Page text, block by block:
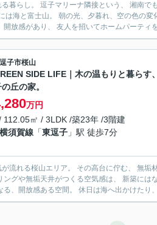
するリノベーションマンショ
放感があり、 友人を招いてホームパーティ
逗子市桜山
SIDE LIFE｜木の温もりと暮らす
丘の家。
万円
112.05㎡ / 3LDK /築23年 /3階建
横須賀線 「東逗子 」駅 徒歩7分
感じるリノベーション戸建です。 室内へ入ると、
無垢天井がつくる空気感は、 新築にはない、どこ
は、 家族や友人とゆっくり過ごしたくなる、開放感あ